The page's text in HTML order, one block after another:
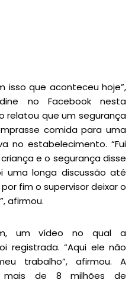
isso que aconteceu hoje”,
no Facebook nesta
relatou que um segurança
comida para uma
no estabelecimento. “Fui
e o segurança disse
uma longa discussão até
fim o supervisor deixar o
afirmou.
um vídeo no qual a
registrada. “Aqui ele não
trabalho”, afirmou. A
mais de 8 milhões de